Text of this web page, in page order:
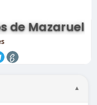
de Mazaruel
▼